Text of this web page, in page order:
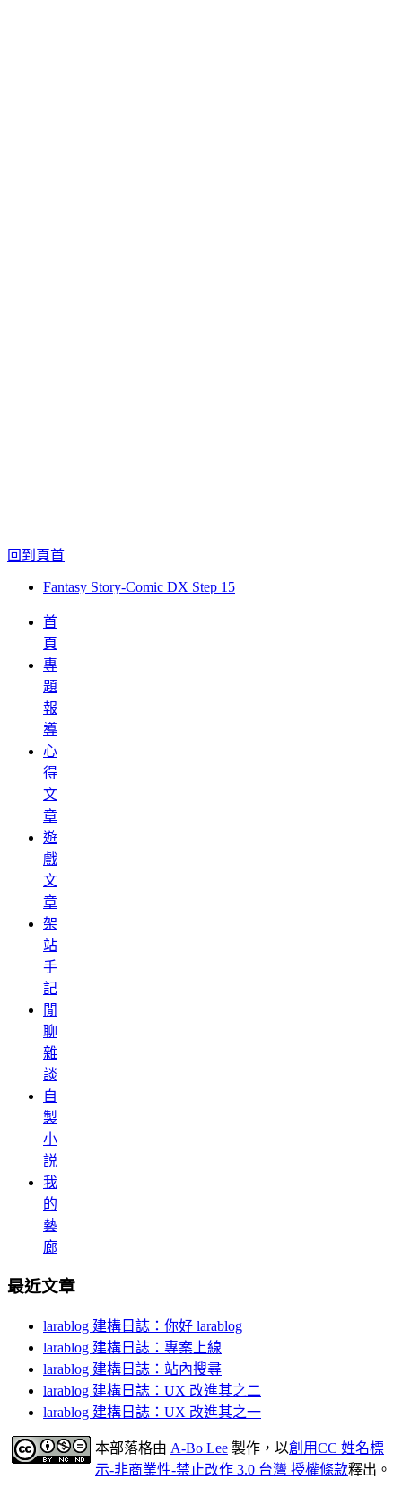
回到頁首
Fantasy Story-Comic DX Step 15
首
頁
專
題
報
導
心
得
文
章
遊
戲
文
章
架
站
手
記
閒
聊
雜
談
自
製
小
説
我
的
藝
廊
最近文章
larablog 建構日誌：你好 larablog
larablog 建構日誌：專案上線
larablog 建構日誌：站內搜尋
larablog 建構日誌：UX 改進其之二
larablog 建構日誌：UX 改進其之一
本部落格由 A-Bo Lee 製作，以創用CC 姓名標
示-非商業性-禁止改作 3.0 台灣 授權條款釋出。